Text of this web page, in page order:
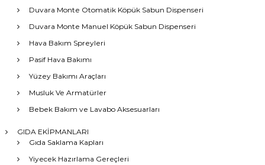
Duvara Monte Otomatik Köpük Sabun Dispenseri
Duvara Monte Manuel Köpük Sabun Dispenseri
Hava Bakım Spreyleri
Pasif Hava Bakımı
Yüzey Bakımı Araçları
Musluk Ve Armatürler
Bebek Bakım ve Lavabo Aksesuarları
GIDA EKİPMANLARI
Gıda Saklama Kapları
Yiyecek Hazırlama Gereçleri